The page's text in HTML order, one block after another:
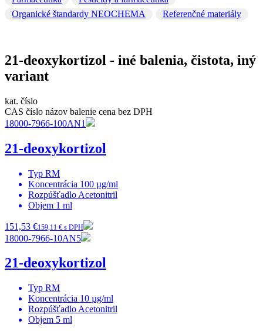
Organické štandardy NEOCHEMA
Referenčné materiály
21-deoxykortizol - iné balenia, čistota, iný
variant
kat. číslo
CAS číslo názov balenie cena bez DPH
18000-7966-100AN1
21-deoxykortizol
Typ RM
Koncentrácia 100 µg/ml
Rozpúšťadlo Acetonitril
Objem 1 ml
151,53 €159,11 € s DPH
18000-7966-10AN5
21-deoxykortizol
Typ RM
Koncentrácia 10 µg/ml
Rozpúšťadlo Acetonitril
Objem 5 ml